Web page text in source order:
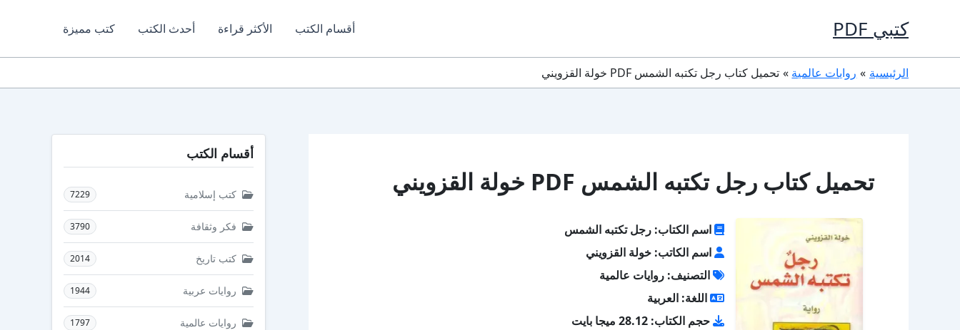
كتبي PDF أقسام الكتب الأكثر قراءة أحدث الكتب كتب مميزة
الرئيسية روايات عالمية تحميل كتاب رجل تكتبه الشمس PDF خولة القزويني
تحميل كتاب رجل تكتبه الشمس PDF خولة القزويني
اسم الكتاب: رجل تكتبه الشمس
اسم الكاتب: خولة القزويني
التصنيف: روايات عالمية
اللغة: العربية
حجم الكتاب: 28.12 ميجا بايت
أقسام الكتب
كتب إسلامية 7229
فكر وثقافة 3790
كتب تاريخ 2014
روايات عربية 1944
روايات عالمية 1797